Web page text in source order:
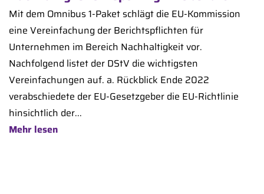
Mit dem Omnibus 1-Paket schlägt die EU-Kommission
eine Vereinfachung der Berichtspflichten für
Unternehmen im Bereich Nachhaltigkeit vor.
Nachfolgend listet der DStV die wichtigsten
Vereinfachungen auf. a. Rückblick Ende 2022
verabschiedete der EU-Gesetzgeber die EU-Richtlinie
hinsichtlich der...
Mehr lesen